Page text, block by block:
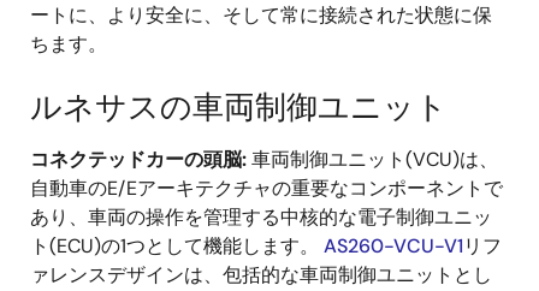
ートに、より安全に、そして常に接続された状態に保
ちます。
ルネサスの車両制御ユニット
コネクテッドカーの頭脳:車両制御ユニット(VCU)は、
自動車のE/Eアーキテクチャの重要なコンポーネントで
あり、車両の操作を管理する中核的な電子制御ユニッ
ト(ECU)の1つとして機能します。 AS260-VCU-V1リフ
ァレンスデザインは、包括的な車両制御ユニットとし